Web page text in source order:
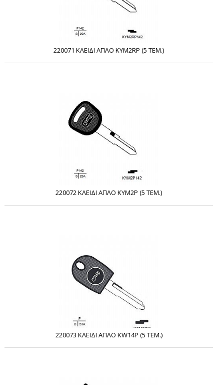
220071 ΚΛΕΙΔΙ ΑΠΛΟ KYM2RP (5 ΤΕΜ.)
220072 ΚΛΕΙΔΙ ΑΠΛΟ KYM2P (5 ΤΕΜ.)
220073 ΚΛΕΙΔΙ ΑΠΛΟ KW14P (5 ΤΕΜ.)